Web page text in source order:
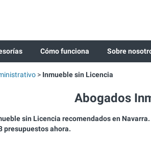
Cómo funciona Sobre
Inmueble sin Licencia
Abogados
sin Licencia recomendados en Navarra.
presupuestos ahora.